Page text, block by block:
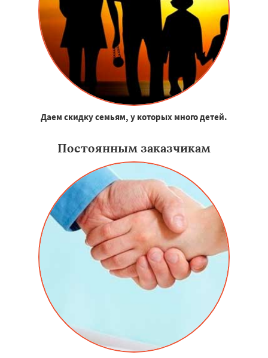
Даем скидку семьям, у которых много детей.
Постоянным заказчикам